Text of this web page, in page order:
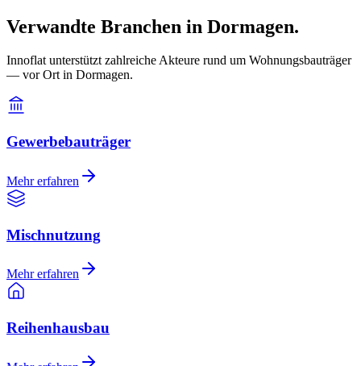
Verwandte Branchen in Dormagen.
Innoflat unterstützt zahlreiche Akteure rund um Wohnungsbauträger
— vor Ort in Dormagen.
Gewerbebauträger
Mehr erfahren
Mischnutzung
Mehr erfahren
Reihenhausbau